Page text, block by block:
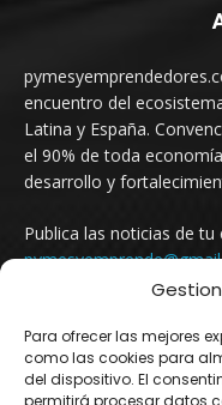
Para ofrecer las mejores
como las cookies para
del dispositivo. El
permitirá procesar datos
encuentro del
Latina y España.
el 90% de toda
desarrollo y
Publica las noticias de tu